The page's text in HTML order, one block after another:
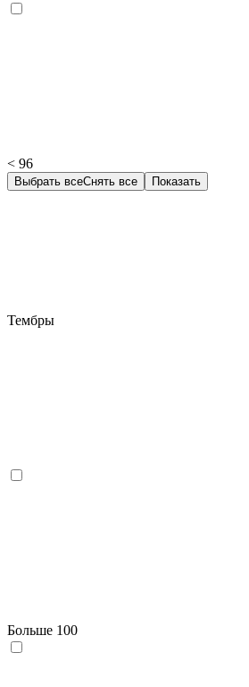
< 96
Выбрать всеСнять все Показать
Тембры
Больше 100